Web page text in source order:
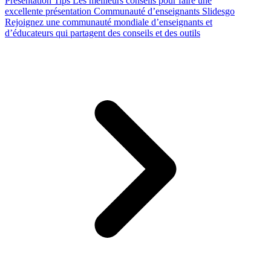
excellente présentation Communauté d’enseignants Slidesgo
Rejoignez une communauté mondiale d’enseignants et
d’éducateurs qui partagent des conseils et des outils